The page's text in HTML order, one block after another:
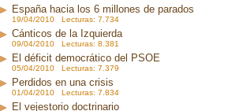
España hacia los 6 millones de parados
19/04/2010 Lecturas: 7.734
Cánticos de la Izquierda
09/04/2010 Lecturas: 8.381
El déficit democrático del PSOE
05/04/2010 Lecturas: 7.379
Perdidos en una crisis
01/04/2010 Lecturas: 7.834
El vejestorio doctrinario